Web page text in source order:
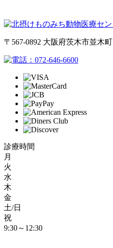
〒567-0892 大阪府茨木市並木
072-646-6600
診療時間
月
火
水
木
金
土/日
祝
9:30～12:30